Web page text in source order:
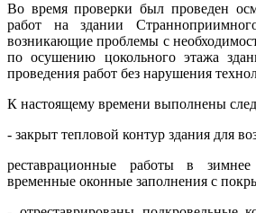
Во время проверки был проведен
работ на здании
возникающие проблемы с
по осушению цокольного этажа
проведения работ без нарушения
К настоящему времени выполнены
- закрыт тепловой контур здания для
реставрационные работы в
временные оконные заполнения с